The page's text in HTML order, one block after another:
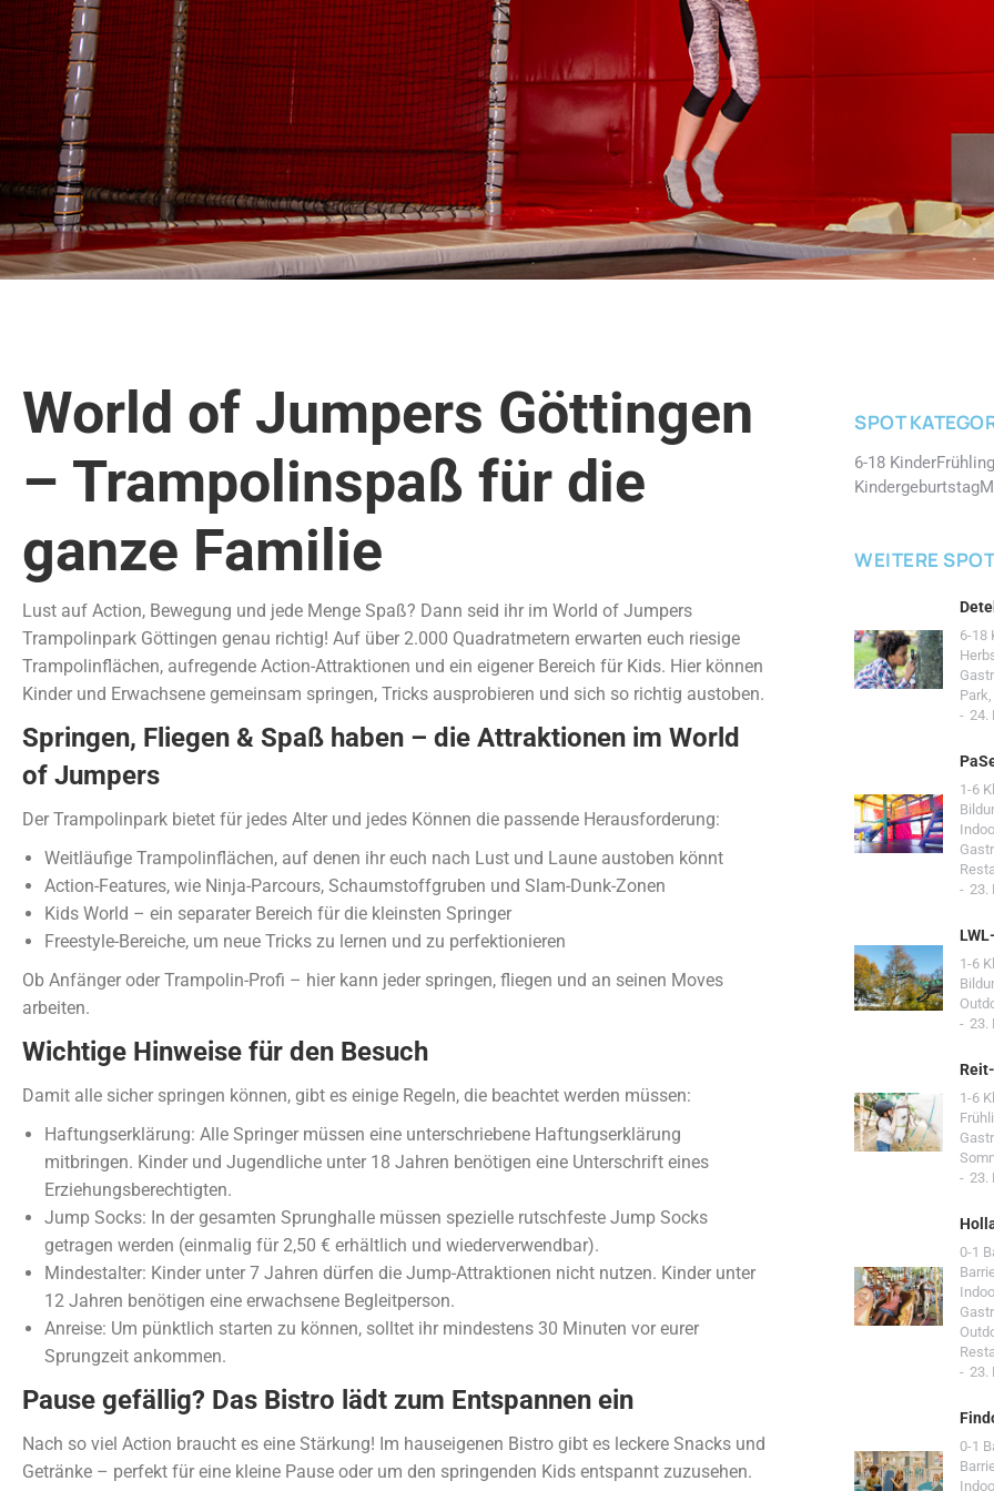
World of Jumpers Göttingen
– Trampolinspaß für die
ganze Familie
Lust auf Action, Bewegung und jede Menge Spaß? Dann seid ihr im World of Jumpers
Trampolinpark Göttingen genau richtig! Auf über 2.000 Quadratmetern erwarten euch riesige
Trampolinflächen, aufregende Action-Attraktionen und ein eigener Bereich für Kids. Hier können
Kinder und Erwachsene gemeinsam springen, Tricks ausprobieren und sich so richtig austoben.
Springen, Fliegen & Spaß haben – die Attraktionen im World
of Jumpers
Der Trampolinpark bietet für jedes Alter und jedes Können die passende Herausforderung:
Weitläufige Trampolinflächen, auf denen ihr euch nach Lust und Laune austoben könnt
Action-Features, wie Ninja-Parcours, Schaumstoffgruben und Slam-Dunk-Zonen
Kids World – ein separater Bereich für die kleinsten Springer
Freestyle-Bereiche, um neue Tricks zu lernen und zu perfektionieren
Ob Anfänger oder Trampolin-Profi – hier kann jeder springen, fliegen und an seinen Moves
arbeiten.
Wichtige Hinweise für den Besuch
Damit alle sicher springen können, gibt es einige Regeln, die beachtet werden müssen:
Haftungserklärung: Alle Springer müssen eine unterschriebene Haftungserklärung
mitbringen. Kinder und Jugendliche unter 18 Jahren benötigen eine Unterschrift eines
Erziehungsberechtigten.
Jump Socks: In der gesamten Sprunghalle müssen spezielle rutschfeste Jump Socks
getragen werden (einmalig für 2,50 € erhältlich und wiederverwendbar).
Mindestalter: Kinder unter 7 Jahren dürfen die Jump-Attraktionen nicht nutzen. Kinder unter
12 Jahren benötigen eine erwachsene Begleitperson.
Anreise: Um pünktlich starten zu können, solltet ihr mindestens 30 Minuten vor eurer
Sprungzeit ankommen.
Pause gefällig? Das Bistro lädt zum Entspannen ein
Nach so viel Action braucht es eine Stärkung! Im hauseigenen Bistro gibt es leckere Snacks und
Getränke – perfekt für eine kleine Pause oder um den springenden Kids entspannt zuzusehen.
SPOT
6-18 KinderFrühling
Kindergeburtstag
WEITERE
6-18
Park,
24.
1-6
23.
1-6
23.
1-6
23.
0-1
23.
0-1